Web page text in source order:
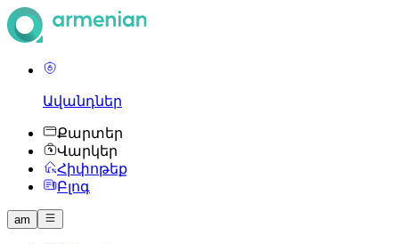
Ավանդներ
Քարտեր
Վարկեր
Հիփոթեք
Բլոգ
am